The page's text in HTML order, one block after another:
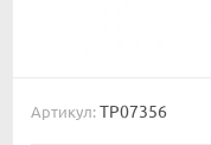
Артикул: TP07356